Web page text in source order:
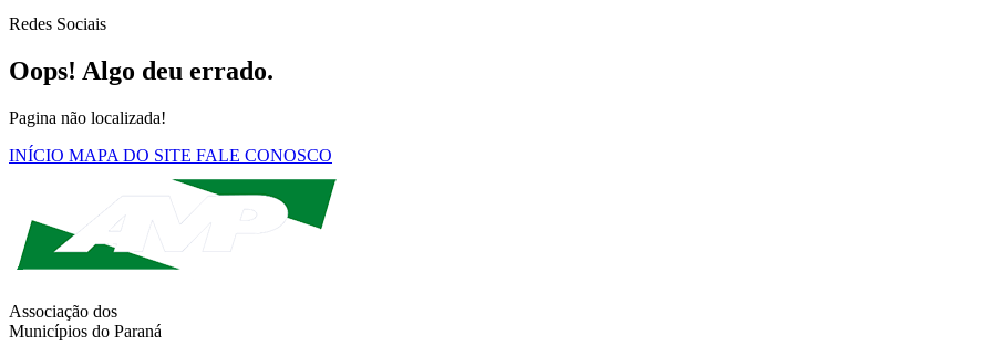
Redes Sociais
Oops! Algo deu errado.
Pagina não localizada!
INÍCIO MAPA DO SITE FALE CONOSCO
Associação dos
Municípios do Paraná